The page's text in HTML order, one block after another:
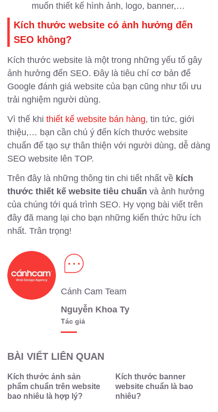
muốn thiết kế hình ảnh, logo, banner,…
Kích thước website có ảnh hưởng đến
SEO không?
Kích thước website là một trong những yếu tố gây
ảnh hưởng đến SEO. Đây là tiêu chí cơ bản để
Google đánh giá website của bạn cũng như tối ưu
trải nghiệm người dùng.
Vì thế khi thiết kế website bán hàng, tin tức, giới
thiệu,… bạn cần chú ý đến kích thước website
chuẩn để tạo sự thân thiện với người dùng, dễ dàng
SEO website lên TOP.
Trên đây là những thông tin chi tiết nhất về kích
thước thiết kế website tiêu chuẩn và ảnh hưởng
của chúng tới quá trình SEO. Hy vọng bài viết trên
đây đã mang lại cho bạn những kiến thức hữu ích
nhất. Trân trọng!
Cánh Cam Team
Nguyễn Khoa Ty
Tác giả
BÀI VIẾT LIÊN QUAN
Kích thước ảnh sản
phẩm chuẩn trên website
bao nhiêu là hợp lý?
Kích thước banner
website chuẩn là bao
nhiêu?